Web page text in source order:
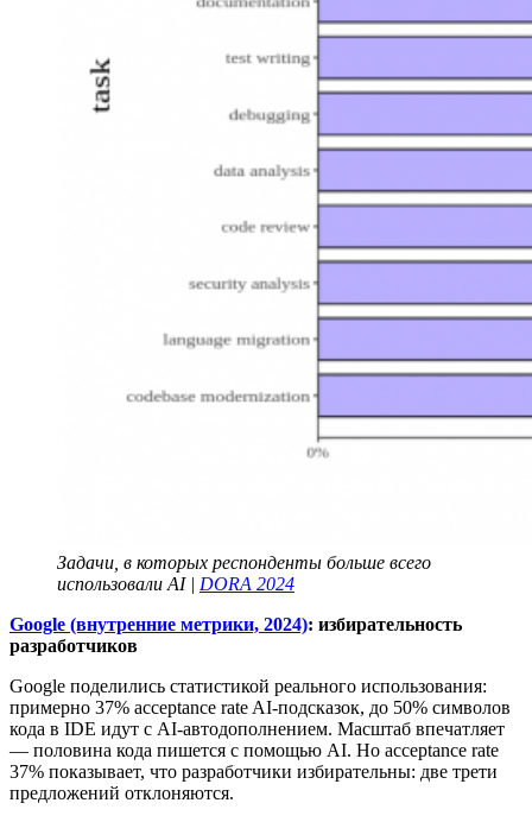
Задачи, в которых респонденты больше всего
использовали AI | DORA 2024
Google (внутренние метрики, 2024): избирательность
разработчиков
Google поделились статистикой реального использования:
примерно 37% acceptance rate AI-подсказок, до 50% символов
кода в IDE идут с AI-автодополнением. Масштаб впечатляет
— половина кода пишется с помощью AI. Но acceptance rate
37% показывает, что разработчики избирательны: две трети
предложений отклоняются.